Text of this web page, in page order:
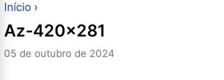
Início ›
Az-420×281
05 de outubro de 2024